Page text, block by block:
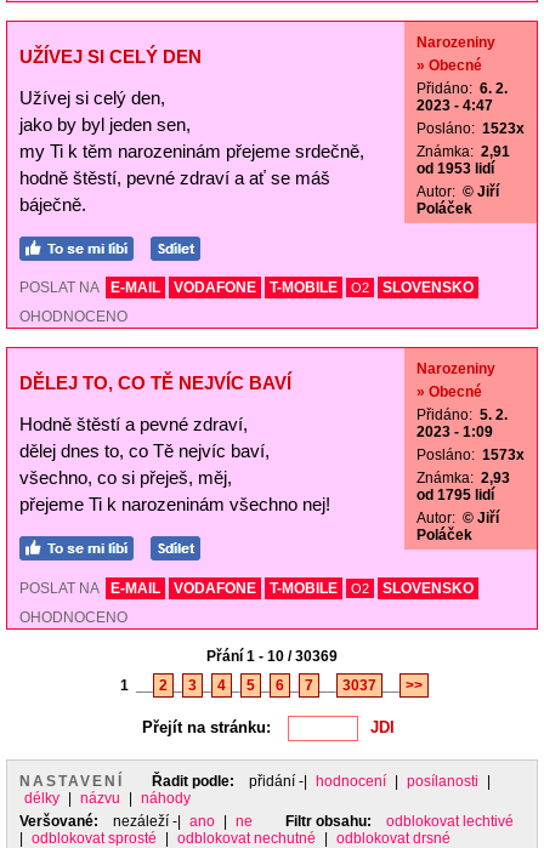
UŽÍVEJ SI CELÝ DEN
Užívej si celý den,
jako by byl jeden sen,
my Ti k těm narozeninám přejeme srdečně,
hodně štěstí, pevné zdraví a ať se máš
báječně.
Narozeniny
» Obecné
Přidáno: 6. 2.
2023 - 4:47
Posláno: 1523x
Známka: 2,91
od 1953 lidí
Autor: © Jiří
Poláček
POSLAT NA E-MAIL VODAFONE T-MOBILE O2
SLOVENSKO
OHODNOCENO
DĚLEJ TO, CO TĚ NEJVÍC BAVÍ
Hodně štěstí a pevné zdraví,
dělej dnes to, co Tě nejvíc baví,
všechno, co si přeješ, měj,
přejeme Ti k narozeninám všechno nej!
Narozeniny
» Obecné
Přidáno: 5. 2.
2023 - 1:09
Posláno: 1573x
Známka: 2,93
od 1795 lidí
Autor: © Jiří
Poláček
POSLAT NA E-MAIL VODAFONE T-MOBILE O2
SLOVENSKO
OHODNOCENO
Přání 1 - 10 / 30369
1
2 3 4 5 6 7 3037 >>
Přejít na stránku:
NASTAVENÍ Řadit podle: přidání -| hodnocení posílanosti
délky
názvu
náhody
Veršované:
nezáleží -| ano ne Filtr obsahu:
odblokovat lechtivé
odblokovat sprosté odblokovat nechutné
odblokovat drsné